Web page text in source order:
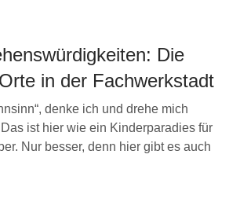
Die
in der Fachwerkstadt
denke ich und drehe mich
ist hier wie ein Kinderparadies für
Nur besser, denn hier gibt es auch